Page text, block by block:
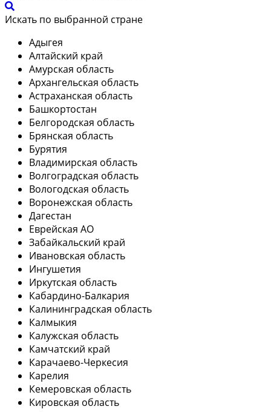
Искать по выбранной стране
Адыгея
Алтайский край
Амурская область
Архангельская область
Астраханская область
Башкортостан
Белгородская область
Брянская область
Бурятия
Владимирская область
Волгоградская область
Вологодская область
Воронежская область
Дагестан
Еврейская АО
Забайкальский край
Ивановская область
Ингушетия
Иркутская область
Кабардино-Балкария
Калининградская область
Калмыкия
Калужская область
Камчатский край
Карачаево-Черкесия
Карелия
Кемеровская область
Кировская область